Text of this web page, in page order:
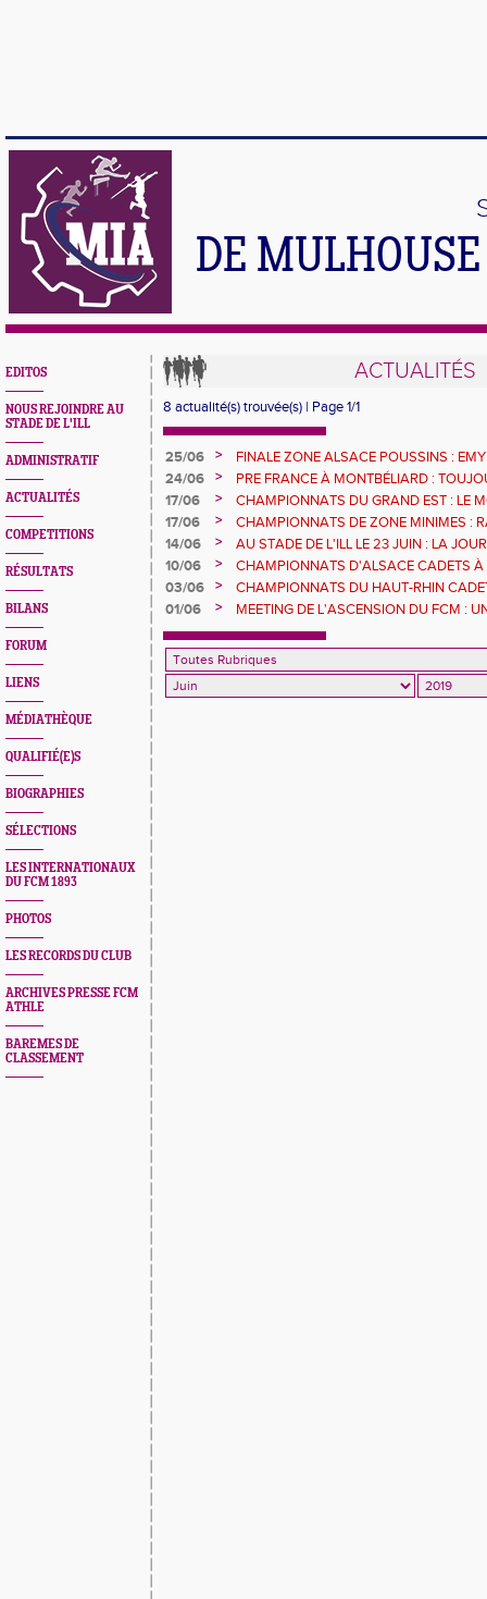
DE
EDITOS
NOUS REJOINDRE AU
STADE DE L'ILL
ADMINISTRATIF
ACTUALITÉS
COMPETITIONS
RÉSULTATS
BILANS
FORUM
LIENS
MÉDIATHÈQUE
QUALIFIÉ(E)S
BIOGRAPHIES
SÉLECTIONS
LES INTERNATIONAUX
DU FCM 1893
PHOTOS
LES RECORDS DU CLUB
ARCHIVES PRESSE FCM
ATHLE
BAREMES DE
CLASSEMENT
ACTUALITÉS
8 actualité(s) trouvée(s) | Page 1/1
25/06 >
FINALE ZONE ALSACE POUSSINS :
PODIUM
24/06 >
PRE FRANCE À MONTBÉLIARD :
17/06
>
CHAMPIONNATS DU GRAND EST : LE
17/06
>
CHAMPIONNATS DE ZONE MINIMES :
ESSOMBA ET YOAN KOUCHANE EN
14/06 >
AU STADE DE L'ILL LE 23 JUIN : LA
10/06
>
CHAMPIONNATS D'ALSACE CADETS À
BEAUX PODIUMS POUR LES
03/06 >
CHAMPIONNATS DU HAUT-RHIN
ATHLETES DU FCM AU RENDEZ-VOUS !
01/06 >
MEETING DE L'ASCENSION DU FCM :